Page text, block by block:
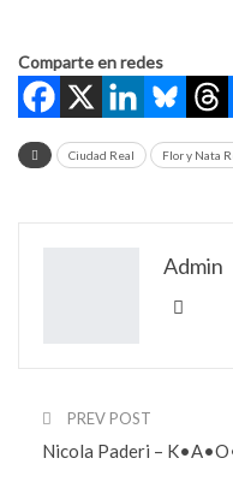
Comparte en redes
Ciudad Real Flor y Nata
Admin
PREV POST
Nicola Paderi –